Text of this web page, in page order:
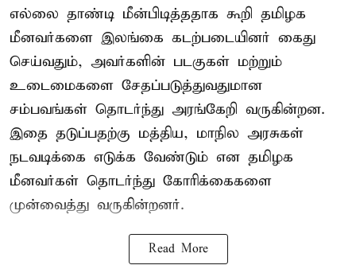
எல்லை தாண்டி மீன்பிடித்ததாக கூறி தமிழக
மீனவர்களை இலங்கை கடற்படையினர் கைது
செய்வதும், அவர்களின் படகுகள் மற்றும்
உடைமைகளை சேதப்படுத்துவதுமான
சம்பவங்கள் தொடர்ந்து அரங்கேறி வருகின்றன.
இதை தடுப்பதற்கு மத்திய, மாநில அரசுகள்
நடவடிக்கை எடுக்க வேண்டும் என தமிழக
மீனவர்கள் தொடர்ந்து கோரிக்கைகளை
முன்வைத்து வருகின்றனர்.
Read More